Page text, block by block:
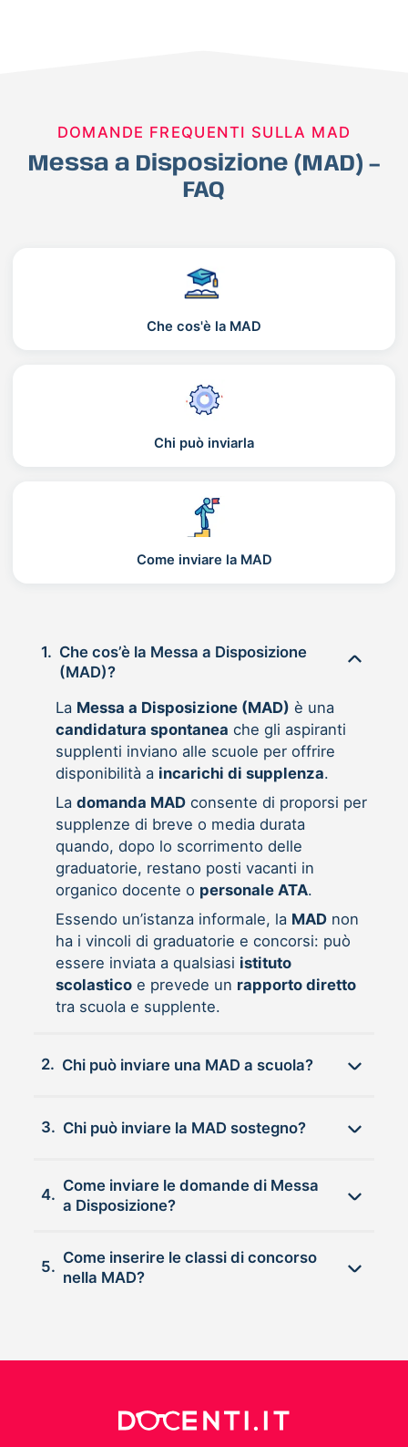
DOMANDE FREQUENTI SULLA MAD
Messa a Disposizione (MAD) –
FAQ
Che cos'è la MAD
Chi può inviarla
Come inviare la MAD
1. Che cos’è la Messa a Disposizione
(MAD)?
La Messa a Disposizione (MAD) è una
candidatura spontanea che gli aspiranti
supplenti inviano alle scuole per offrire
disponibilità a incarichi di supplenza.
La domanda MADconsente di proporsi per
supplenze di breve o media durata
quando, dopo lo scorrimento delle
graduatorie, restano posti vacanti in
organico docente o personale ATA.
Essendo un’istanza informale, la MADnon
ha i vincoli di graduatorie e concorsi: può
essere inviata a qualsiasi istituto
scolasticoe prevede un rapporto diretto
tra scuola e supplente.
2. Chi può inviare una MAD a scuola?
3. Chi può inviare la MAD sostegno?
4.
Come inviare le domande di Messa
a Disposizione?
5.
Come inserire le classi di concorso
nella MAD?